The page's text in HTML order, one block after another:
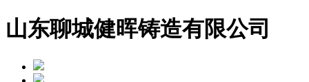
山东聊城健晖铸造有限公司